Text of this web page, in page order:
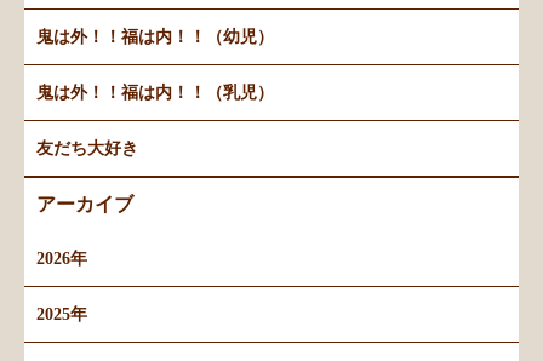
鬼は外！！福は内！！（幼児）
鬼は外！！福は内！！（乳児）
友だち大好き
アーカイブ
2026年
2025年